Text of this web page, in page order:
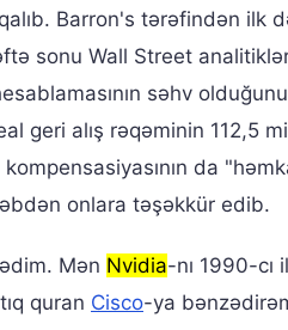
Barron's tərəfindən ilk
sonu Wall Street
səhv
geri alış rəqəminin 112,5
kompensasiyasının da
onlara təşəkkür edib.
Mən Nvidia-nı 1990-cı
quran Cisco-ya